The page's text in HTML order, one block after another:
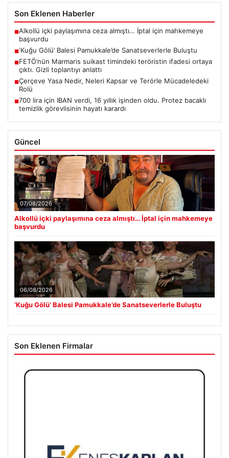
Son Eklenen Haberler
■Alkollü içki paylaşımına ceza almıştı… İptal için mahkemeye
başvurdu
■‘Kuğu Gölü’ Balesi Pamukkale’de Sanatseverlerle Buluştu
■FETÖ’nün Marmaris suikast timindeki teröristin ifadesi ortaya
çıktı. Gizli toplantıyı anlattı
■Çerçeve Yasa Nedir, Neleri Kapsar ve Terörle Mücadeledeki
Rolü
■700 lira için IBAN verdi, 16 yıllık işinden oldu. Protez bacaklı
temizlik görevlisinin hayatı karardı
Güncel
07/08/2026
Alkollü içki paylaşımına ceza almıştı… İptal için mahkemeye
başvurdu
06/08/2026
‘Kuğu Gölü’ Balesi Pamukkale’de Sanatseverlerle Buluştu
Son Eklenen Firmalar